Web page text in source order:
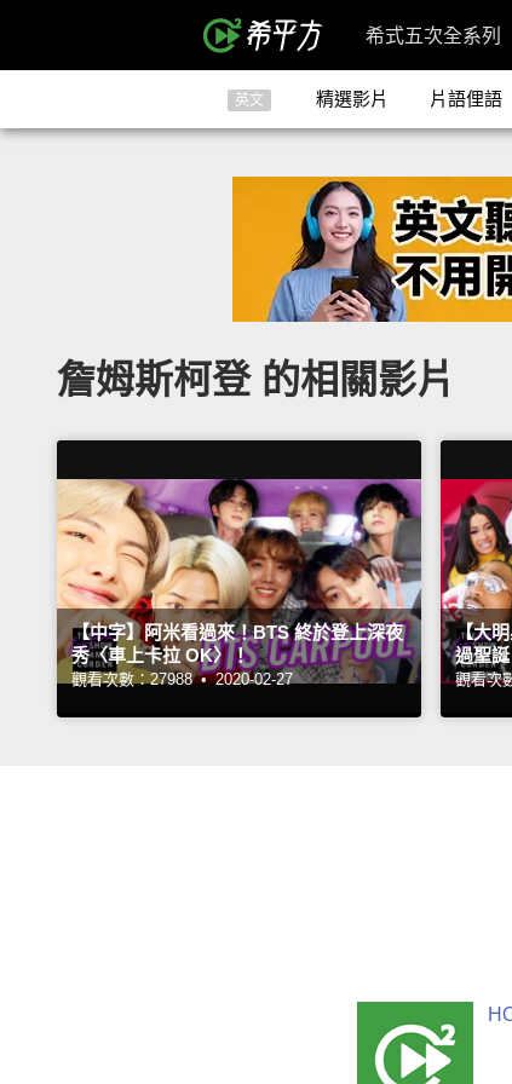
希式五次全系列
英文 精選影片 片語俚語
詹姆斯柯登 的相關影片
【中字】阿米看過來！BTS 終於登上深夜
秀〈車上卡拉 OK〉！
觀看次數：27988 • 2020-02-27
【大
過聖誕
觀看次